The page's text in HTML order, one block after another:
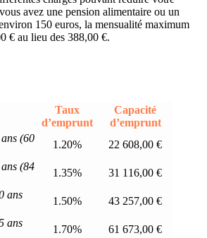
avez une pension alimentaire ou un
150 euros, la mensualité maximum
€ au lieu des 388,00 €.
Taux
d’emprunt
Capacité
d’emprunt
(60
1.20%
22 608,00 €
(84
1.35%
31 116,00 €
ans
1.50%
43 257,00 €
ans
1.70%
61 673,00 €